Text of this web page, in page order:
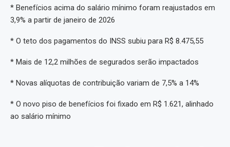
* Benefícios acima do salário mínimo foram reajustados em
3,9% a partir de janeiro de 2026
* O teto dos pagamentos do INSS subiu para R$ 8.475,55
* Mais de 12,2 milhões de segurados serão impactados
* Novas alíquotas de contribuição variam de 7,5% a 14%
* O novo piso de benefícios foi fixado em R$ 1.621, alinhado
ao salário mínimo